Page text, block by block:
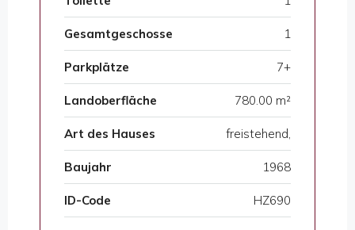
Gesamtgeschosse 1
Parkplätze 7+
Landoberfläche 780.00 m²
Art des Hauses freistehend,
Baujahr 1968
ID-Code HZ690